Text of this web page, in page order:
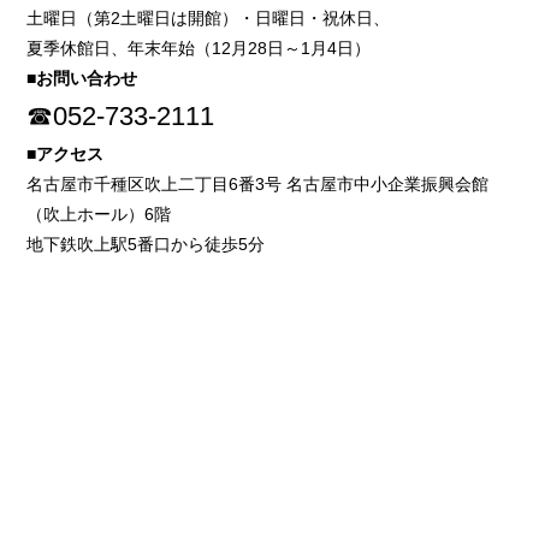
土曜日（第2土曜日は開館）・日曜日・祝休日、
夏季休館日、年末年始（12月28日～1月4日）
■お問い合わせ
☎052-733-2111
■アクセス
名古屋市千種区吹上二丁目6番3号 名古屋市中小企業振興会館
（吹上ホール）6階
地下鉄吹上駅5番口から徒歩5分